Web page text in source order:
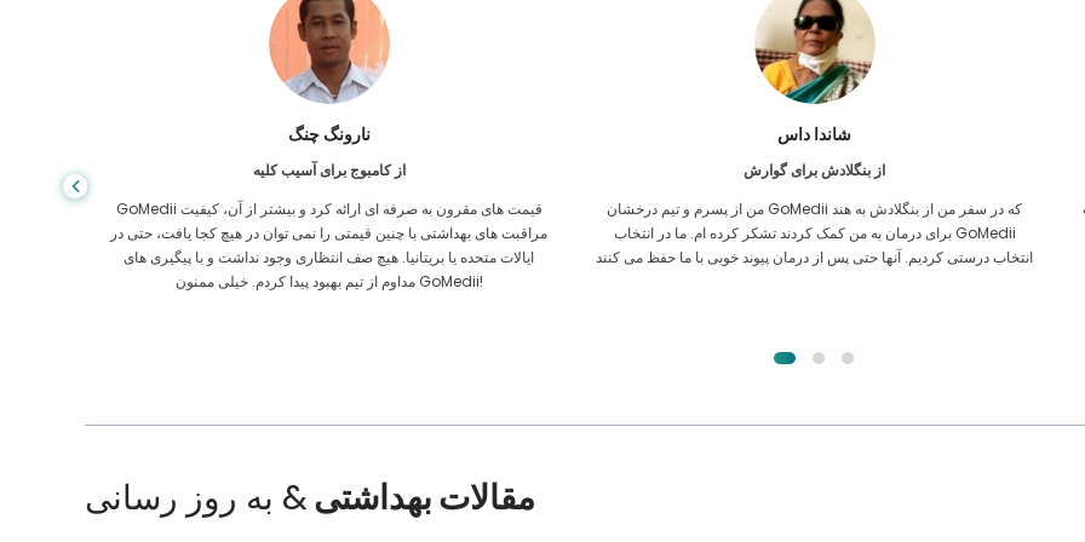
شاندا داس
از بنگلادش برای گوارش
من از پسرم و تیم درخشان GoMedii که در سفر من از بنگلادش به هند
برای درمان به من کمک کردند تشکر کرده ام. ما در انتخاب GoMedii
انتخاب درستی کردیم. آنها حتی پس از درمان پیوند خوبی با ما حفظ می کنند
فرکانول اسلام
از بنگلادش برای پیوند کلیه
تمام امیدم را داده بودم که بتوانم هر نوع درمانی برای مشکل کلیه ام دریافت
کنم. تنها پس از آن بود که به لطف خدا با GoMedii آشنا شدم و با آنها
تماس گرفتم.
مقالات بهداشتی& به روز رسانی